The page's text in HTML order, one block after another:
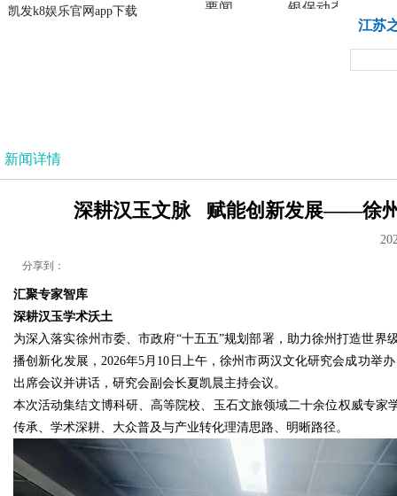
凯发k8娱乐官网app下载
凯发k8娱乐官网app下载
要闻 银保动态
江苏
新闻详情
深耕汉玉文脉 赋能创新发展——徐州
分享到：
汇聚专家智库
深耕汉玉学术沃土
为深入落实徐州市委、市政府“十五五”规划部署，助力徐州打造世
播创新化发展，2026年5月10日上午，徐州市两汉文化研究会成功
出席会议并讲话，研究会副会长夏凯晨主持会议。
本次活动集结文博科研、高等院校、玉石文旅领域二十余位权威专
传承、学术深耕、大众普及与产业转化理清思路、明晰路径。